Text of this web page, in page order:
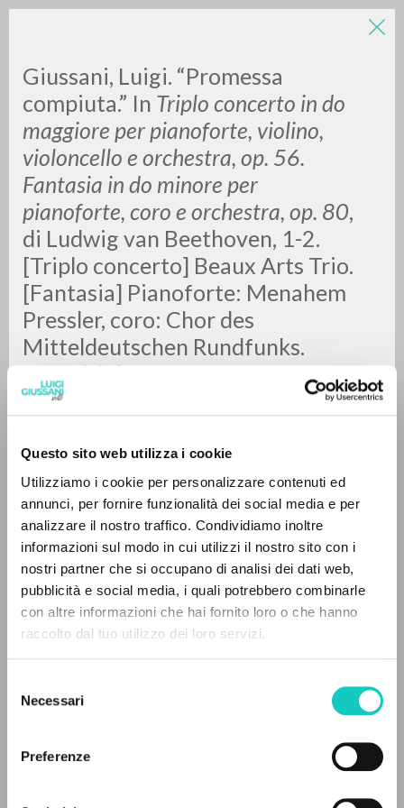
Questo sito web utilizza i cookie
Utilizziamo i cookie per personalizzare contenuti ed
annunci, per fornire funzionalità dei social media e per
analizzare il nostro traffico. Condividiamo inoltre
informazioni sul modo in cui utilizzi il nostro sito con i
nostri partner che si occupano di analisi dei dati web,
pubblicità e social media, i quali potrebbero combinarle
con altre informazioni che hai fornito loro o che hanno
raccolto dal tuo utilizzo dei loro servizi.
delNecessari
Preferenze
Giussani, Luigi. “Promessa
compiuta.” In Triplo concerto in do
maggiore per pianoforte, violino,
violoncello e orchestra, op. 56.
Fantasia in do minore per
pianoforte, coro e orchestra, op. 80,
di Ludwig van Beethoven, 1-2.
[Triplo concerto] Beaux Arts Trio.
[Fantasia] Pianoforte: Menahem
Pressler, coro: Chor des
Mitteldeutschen Rundfunks.
Eseguiti da:
Gewandhausorchester Leipzig.
Gentil, 31. [S.l.]: Philips, 2004.
[CD-Audio + libretto].
Beethoven Ludwig van
ADVANCED SEARCH »
0 RESULTS FOUND
THE PROJECT
bibliographic references, full texts in 5
languages, and dedicated thematic sections.